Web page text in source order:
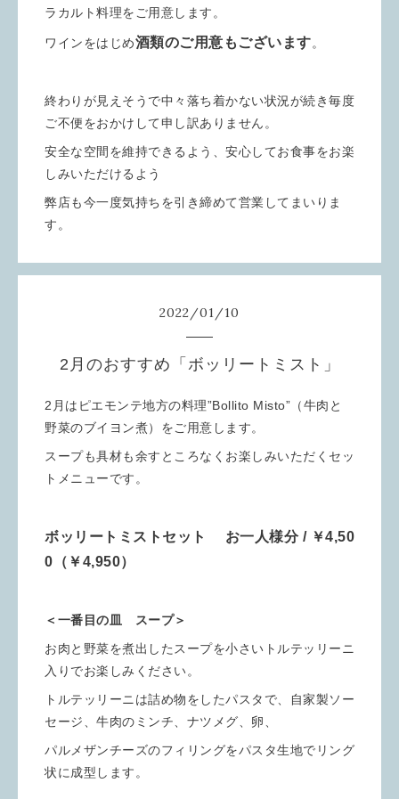
ラカルト料理をご用意します。
ワインをはじめ酒類のご用意もございます。
終わりが見えそうで中々落ち着かない状況が続き毎度
ご不便をおかけして申し訳ありません。
安全な空間を維持できるよう、安心してお食事をお楽
しみいただけるよう
弊店も今一度気持ちを引き締めて営業してまいりま
す。
2022/01/10
2月のおすすめ「ボッリートミスト」
2月はピエモンテ地方の料理”Bollito Misto”（牛肉と
野菜のブイヨン煮）をご用意します。
スープも具材も余すところなくお楽しみいただくセッ
トメニューです。
ボッリートミストセット お一人様分 / ￥4,50
0（￥4,950）
＜一番目の皿 スープ＞
お肉と野菜を煮出したスープを小さいトルテッリーニ
入りでお楽しみください。
トルテッリーニは詰め物をしたパスタで、自家製ソー
セージ、牛肉のミンチ、ナツメグ、卵、
パルメザンチーズのフィリングをパスタ生地でリング
状に成型します。